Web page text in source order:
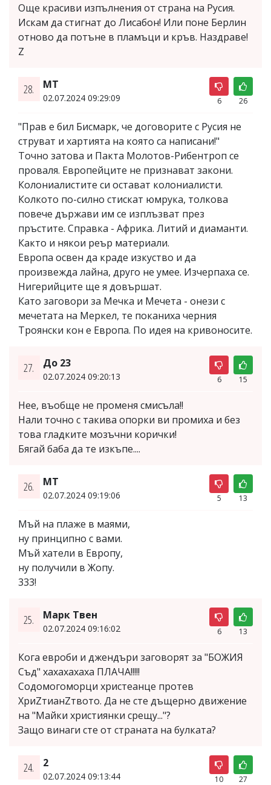
Още красиви изпълнения от страна на Русия.
Искам да стигнат до Лисабон! Или поне Берлин
отново да потъне в пламъци и кръв. Наздраве!
Z
28. МТ
02.07.2024 09:29:09 6 26
"Прав е бил Бисмарк, че договорите с Русия не
струват и хартията на която са написани!"
Точно затова и Пакта Молотов-Рибентроп се
проваля. Европейците не признават закони.
Колониалистите си остават колониалисти.
Колкото по-силно стискат юмрука, толкова
повече държави им се изплъзват през
пръстите. Справка - Африка. Литий и диаманти.
Както и някои реър материали.
Европа освен да краде изкуство и да
произвежда лайна, друго не умее. Изчерпаха се.
Нигерийците ще я довършат.
Като заговори за Мечка и Мечета - онези с
мечетата на Меркел, те поканиха черния
Троянски кон е Европа. По идея на кривоносите.
27. До 23
02.07.2024 09:20:13 6 15
Нее, въобще не променя смисъла!!
Нали точно с такива опорки ви промиха и без
това гладките мозъчни корички!
Бягай баба да те изкъпе....
26. МТ
02.07.2024 09:19:06 5 13
Мъй на плаже в маями,
ну принципно с вами.
Мъй хатели в Европу,
ну получили в Жопу.
333!
25. Марк Твен
02.07.2024 09:16:02 6 13
Кога евроби и джендъри заговорят за "БОЖИЯ
Съд" хахахахаха ПЛАЧА!!!!!
Содомогоморци христеанце протев
ХриZтианZтвото. Да не сте дъщерно движение
на "Майки християнки срещу..."?
Защо винаги сте от страната на булката?
24. 2
02.07.2024 09:13:44 10 27